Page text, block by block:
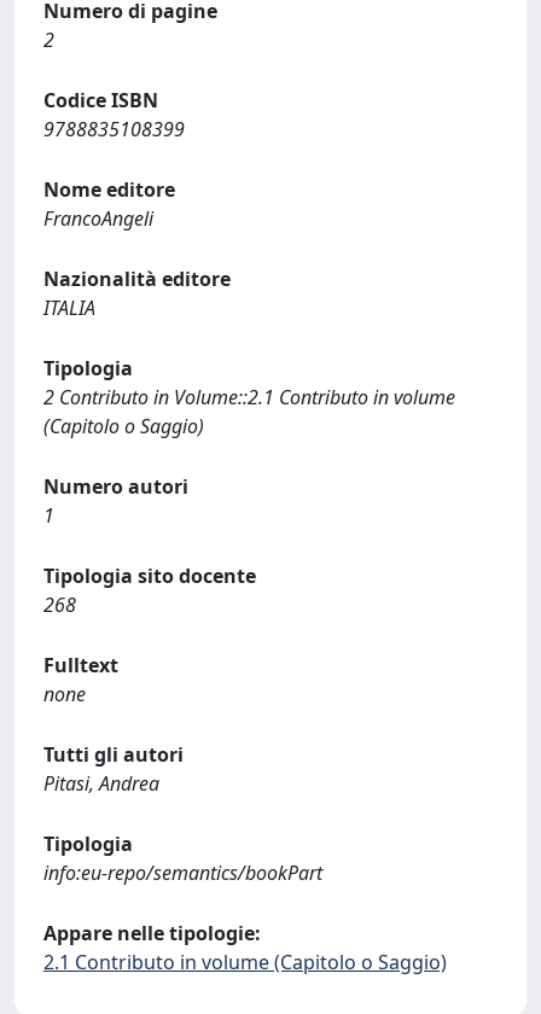
Numero di pagine
2
Codice ISBN
9788835108399
Nome editore
FrancoAngeli
Nazionalità editore
ITALIA
Tipologia
2 Contributo in Volume::2.1 Contributo in volume
(Capitolo o Saggio)
Numero autori
1
Tipologia sito docente
268
Fulltext
none
Tutti gli autori
Pitasi, Andrea
Tipologia
info:eu-repo/semantics/bookPart
Appare nelle tipologie:
2.1 Contributo in volume (Capitolo o Saggio)